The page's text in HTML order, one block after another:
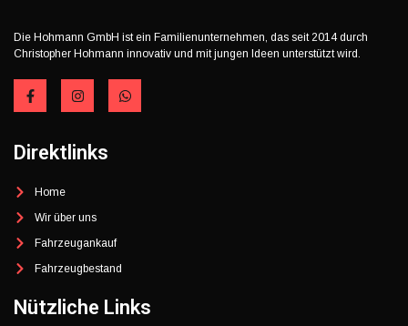
Die Hohmann GmbH ist ein Familienunternehmen, das seit 2014 durch
Christopher Hohmann innovativ und mit jungen Ideen unterstützt wird.
Direktlinks
Home
Wir über uns
Fahrzeugankauf
Fahrzeugbestand
Nützliche Links